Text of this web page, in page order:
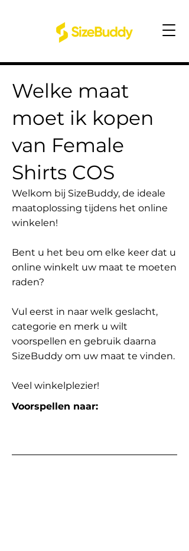
Welke maat
moet ik kopen
van Female
Shirts COS
Welkom bij SizeBuddy, de ideale
maatoplossing tijdens het online
winkelen!
Bent u het beu om elke keer dat u
online winkelt uw maat te moeten
raden?
Vul eerst in naar welk geslacht,
categorie en merk u wilt
voorspellen en gebruik daarna
SizeBuddy om uw maat te vinden.
Veel winkelplezier!
Voorspellen naar: